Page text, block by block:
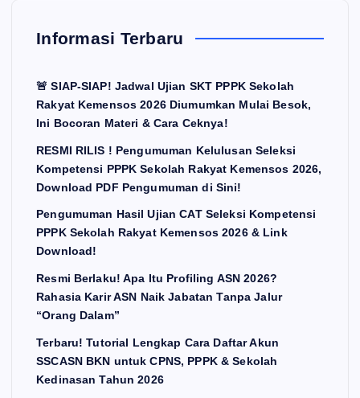
Informasi Terbaru
🚨 SIAP-SIAP! Jadwal Ujian SKT PPPK Sekolah
Rakyat Kemensos 2026 Diumumkan Mulai Besok,
Ini Bocoran Materi & Cara Ceknya!
RESMI RILIS ! Pengumuman Kelulusan Seleksi
Kompetensi PPPK Sekolah Rakyat Kemensos 2026,
Download PDF Pengumuman di Sini!
Pengumuman Hasil Ujian CAT Seleksi Kompetensi
PPPK Sekolah Rakyat Kemensos 2026 & Link
Download!
Resmi Berlaku! Apa Itu Profiling ASN 2026?
Rahasia Karir ASN Naik Jabatan Tanpa Jalur
“Orang Dalam”
Terbaru! Tutorial Lengkap Cara Daftar Akun
SSCASN BKN untuk CPNS, PPPK & Sekolah
Kedinasan Tahun 2026